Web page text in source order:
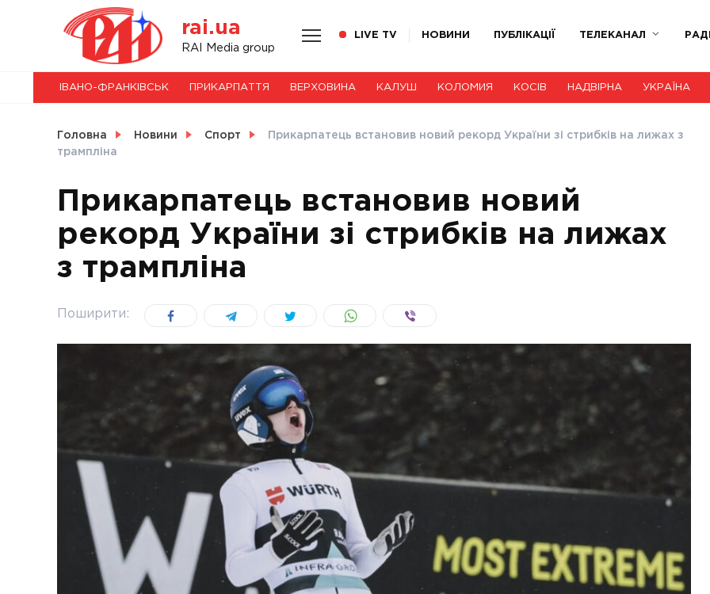
rai.ua
RAI Media group
LIVE TV НОВИНИ ПУБЛІКАЦІЇ ТЕЛЕКАНАЛ
НОВИНИ
СВІТ
УКРАЇНА
ІВАНО-ФРАНКІВСЬК ПРИКАРПАТТЯ ВЕРХОВИНА КАЛУШ КОЛОМИЯ КОСІВ НАДВІРНА УКРАЇНА
Головна Новини Спорт
Прикарпатець встановив новий рекорд України зі стрибків на лижах з
трампліна
Прикарпатець встановив новий
рекорд України зі стрибків на лижах
з трампліна
Поширити: